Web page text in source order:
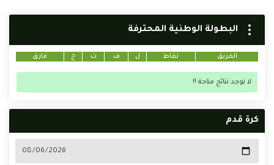
البطولة الوطنية المحترفة
الفريق نقاط ل ف ت خ فارق
لا توجد نتائج متاحة !!
كرة قدم